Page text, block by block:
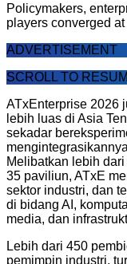
Policymakers,
players converged
ADVERTISEMENT
SCROLL TO
ATxEnterprise 2026
lebih luas di Asia
sekadar
Melibatkan lebih
35 paviliun, ATxE
sektor industri, dan
di bidang AI,
media, dan
Lebih dari 450
pemimpin industri,